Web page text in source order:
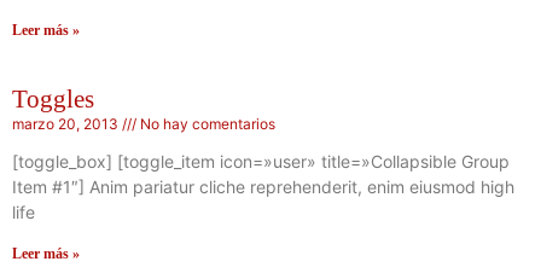
Leer más »
Toggles
marzo 20, 2013 No hay comentarios
[toggle_box] [toggle_item icon=»user» title=»Collapsible Group
Item #1″] Anim pariatur cliche reprehenderit, enim eiusmod high
life
Leer más »